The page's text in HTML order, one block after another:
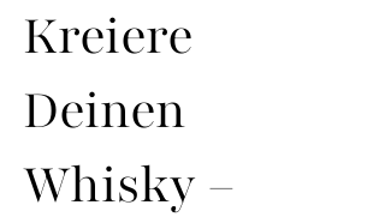
Kreiere
Deinen
Whisky –